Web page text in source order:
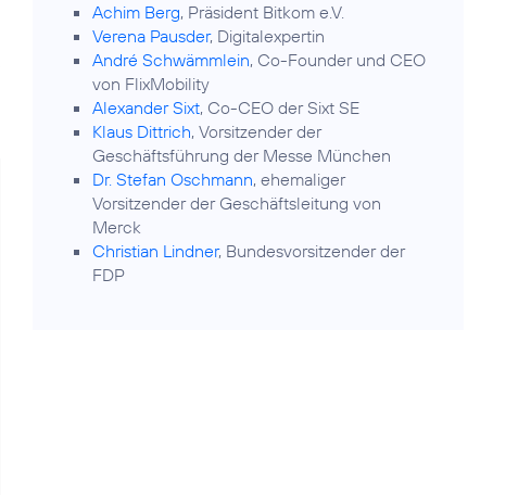
Achim Berg, Präsident Bitkom e.V.
Verena Pausder, Digitalexpertin
André Schwämmlein, Co-Founder und CEO
von FlixMobility
Alexander Sixt, Co-CEO der Sixt SE
Klaus Dittrich, Vorsitzender der
Geschäftsführung der Messe München
Dr. Stefan Oschmann, ehemaliger
Vorsitzender der Geschäftsleitung von
Merck
Christian Lindner, Bundesvorsitzender der
FDP